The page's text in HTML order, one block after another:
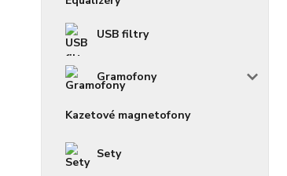
USB filtry
Gramofony
Kazetové magnetofony
Sety